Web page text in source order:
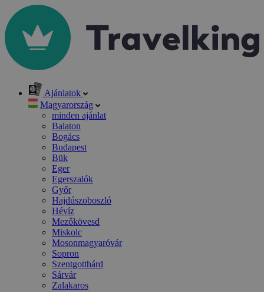
Ajánlatok
Magyarország
minden ajánlat
Balaton
Bogács
Budapest
Bük
Eger
Egerszalók
Győr
Hajdúszoboszló
Hévíz
Mezőkövesd
Miskolc
Mosonmagyaróvár
Sopron
Szentgotthárd
Sárvár
Zalakaros